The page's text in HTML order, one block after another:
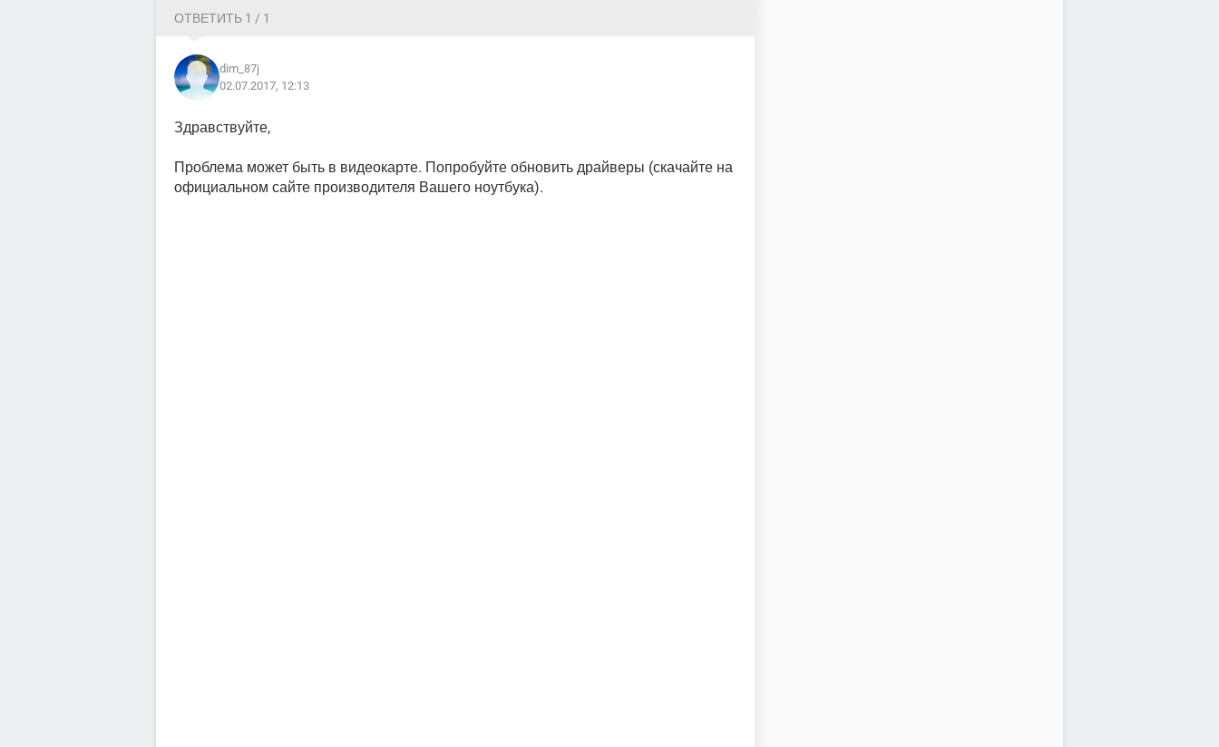
ОТВЕТИТЬ 1 / 1
dim_87j
02.07.2017, 12:13
Здравствуйте,
Проблема может быть в видеокарте. Попробуйте обновить драйверы (скачайте на
официальном сайте производителя Вашего ноутбука).